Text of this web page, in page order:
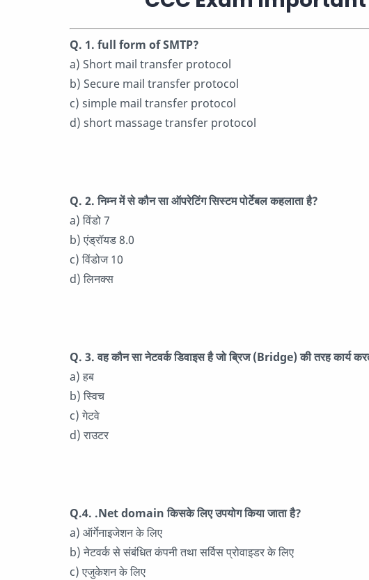
Q. 1. full form of SMTP?
a) Short mail transfer protocol
b) Secure mail transfer protocol
c) simple mail transfer protocol
d) short massage transfer protocol
Q. 2. निम्न में से कौन सा ऑपरेटिंग सिस्टम पोर्टेबल कहलाता है?
a) विंडो 7
b) एंड्रॉयड 8.0
c) विंडोज 10
d) लिनक्स
Q. 3. वह कौन सा नेटवर्क डिवाइस है जो ब्रिज (Bridge) की तरह कार्य
a) हब
b) स्विच
c) गेटवे
d) राउटर
Q.4. .Net domain किसके लिए उपयोग किया जाता है?
a) ऑर्गेनाइजेशन के लिए
b) नेटवर्क से संबंधित कंपनी तथा सर्विस प्रोवाइडर के लिए
c) एजुकेशन के लिए